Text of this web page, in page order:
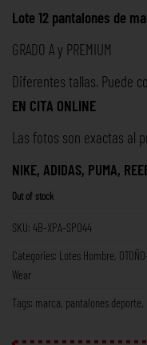
Lote 12 pantalones de
GRADO A y PREMIUM
Diferentes tallas. Puede
EN CITA ONLINE
Las fotos son exactas al
NIKE, ADIDAS, PUMA,
Out of stock
SKU: 4B-XPA-SPO44
Categories: Lotes Hombre
Wear
Tags: marca pantalones deporte